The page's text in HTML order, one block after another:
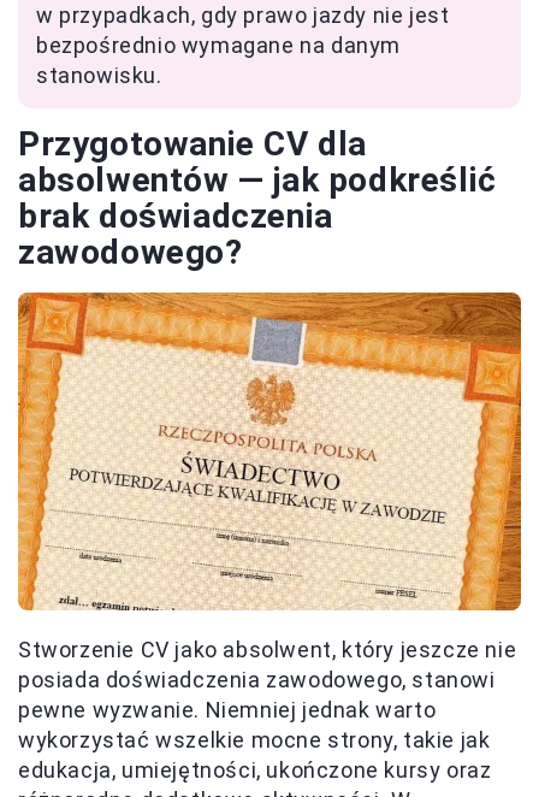
w przypadkach, gdy prawo jazdy nie jest
bezpośrednio wymagane na danym
stanowisku.
Przygotowanie CV dla
absolwentów — jak podkreślić
brak doświadczenia
zawodowego?
Stworzenie CV jako absolwent, który jeszcze nie
posiada doświadczenia zawodowego, stanowi
pewne wyzwanie. Niemniej jednak warto
wykorzystać wszelkie mocne strony, takie jak
edukacja, umiejętności, ukończone kursy oraz